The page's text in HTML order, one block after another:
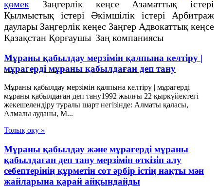
қөмек Заңгерлік кеңсе Азаматтық істері
Қылмыстық істері Әкімшілік істері Арбитраж
даулары Заңгерлік кеңес Заңгер Адвокаттық кеңсе
Қазақстан Қорғаушы Заң компаниясы
Мұраны қабылдау мерзімін қалпына келтіру |
мұрагерді мұраны қабылдаған деп тану
Мұраны қабылдау мерзімін қалпына келтіру | мұрагерді
мұраны қабылдаған деп тану1992 жылғы 22 қыркүйектегі
жекешелендіру туралы шарт негізінде: Алматы қаласы,
Алмалы ауданы, М...
Толық оқу »
Мұраны қабылдау және мұрагерді мұраны
қабылдаған деп тану мерзімін өткізіп алу
себептерінің құрметін сот әрбір істің нақты мән
жайларына қарай айқындайды